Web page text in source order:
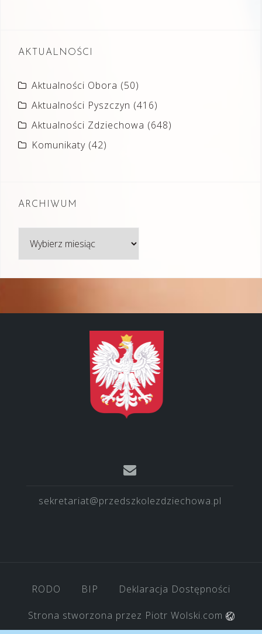
AKTUALNOŚCI
Aktualności Obora (50)
Aktualności Pyszczyn (416)
Aktualności Zdziechowa (648)
Komunikaty (42)
ARCHIWUM
sekretariat@przedszkolezdziechowa.pl
RODO BIP Deklaracja Dostępności
Strona stworzona przez Piotr Wolski.com